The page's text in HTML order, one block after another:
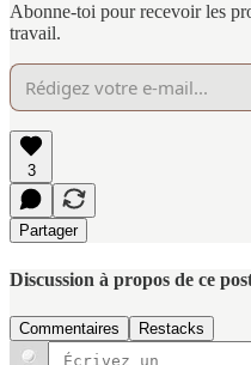
Abonne-toi pour recevoir les
travail.
3
Partager
Discussion à propos de ce
Commentaires Restacks